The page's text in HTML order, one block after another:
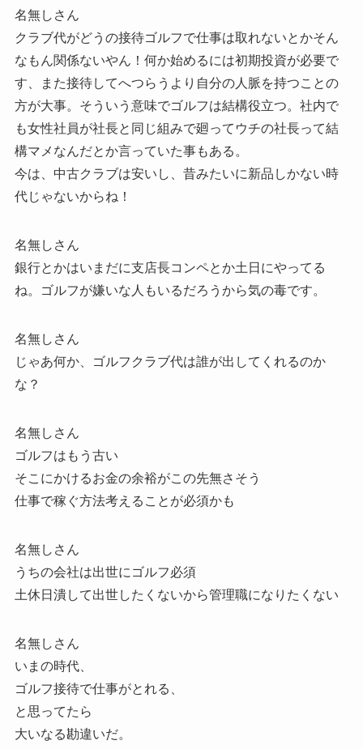
名無しさん
クラブ代がどうの接待ゴルフで仕事は取れないとかそん
なもん関係ないやん！何か始めるには初期投資が必要で
す、また接待してへつらうより自分の人脈を持つことの
方が大事。そういう意味でゴルフは結構役立つ。社内で
も女性社員が社長と同じ組みで廻ってウチの社長って結
構マメなんだとか言っていた事もある。
今は、中古クラブは安いし、昔みたいに新品しかない時
代じゃないからね！
名無しさん
銀行とかはいまだに支店長コンペとか土日にやってる
ね。ゴルフが嫌いな人もいるだろうから気の毒です。
名無しさん
じゃあ何か、ゴルフクラブ代は誰が出してくれるのか
な？
名無しさん
ゴルフはもう古い
そこにかけるお金の余裕がこの先無さそう
仕事で稼ぐ方法考えることが必須かも
名無しさん
うちの会社は出世にゴルフ必須
土休日潰して出世したくないから管理職になりたくない
名無しさん
いまの時代、
ゴルフ接待で仕事がとれる、
と思ってたら
大いなる勘違いだ。